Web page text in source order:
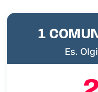
1
Es.